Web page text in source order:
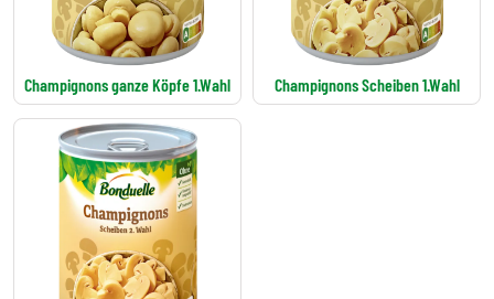
Champignons ganze Köpfe 1.Wahl Champignons Scheiben 1.Wahl